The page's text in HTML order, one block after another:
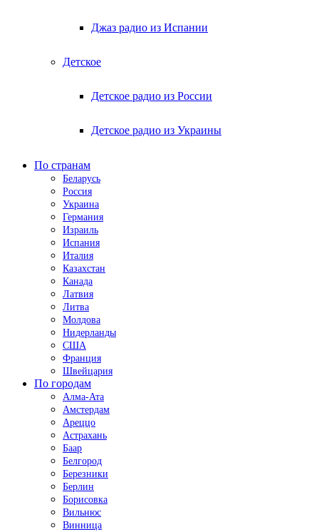
Джаз радио из Испании
Детское
Детское радио из России
Детское радио из Украины
По странам
Беларусь
Россия
Украина
Германия
Израиль
Испания
Италия
Казахстан
Канада
Латвия
Литва
Молдова
Нидерланды
США
Франция
Швейцария
По городам
Алма-Ата
Амстердам
Ареццо
Астрахань
Баар
Белгород
Березники
Берлин
Борисовка
Вильнюс
Винница